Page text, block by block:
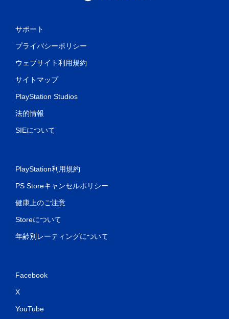
サポート
プライバシーポリシー
ウェブサイト利用規約
サイトマップ
PlayStation Studios
法的情報
SIEについて
PlayStation利用規約
PS Storeキャンセルポリシー
健康上のご注意
Storeについて
年齢別レーティングについて
Facebook
X
YouTube